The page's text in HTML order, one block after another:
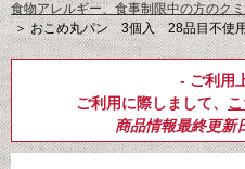
食物アレルギー、食事制限中の方のク
＞おこめ丸パン 3個入 28品目不使
- ご利用
ご利用に際しまして、
商品情報最終更新